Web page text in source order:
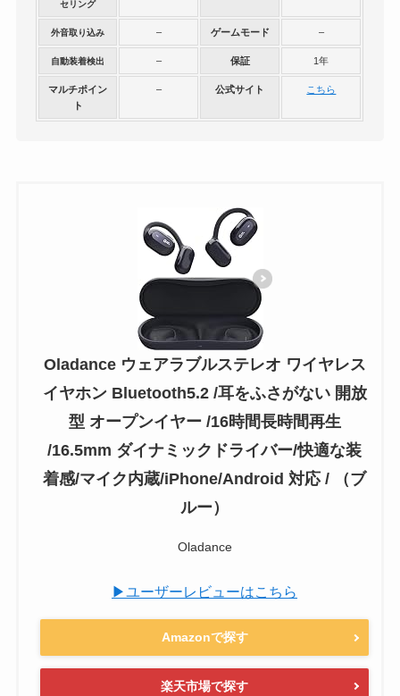
セリング
外音取り込み – ゲームモード –
自動装着検出 – 保証 1年
マルチポイン
ト
– 公式サイト こちら
Oladance ウェアラブルステレオ ワイヤレス
イヤホン Bluetooth5.2 /耳をふさがない 開放
型 オープンイヤー /16時間長時間再生
/16.5mm ダイナミックドライバー/快適な装
着感/マイク内蔵/iPhone/Android 対応 / （ブ
ルー）
Oladance
▶ユーザーレビューはこちら
Amazonで探す
楽天市場で探す